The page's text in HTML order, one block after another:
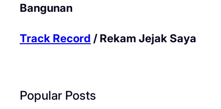
Bangunan
Track Record / Rekam Jejak Saya
Popular Posts